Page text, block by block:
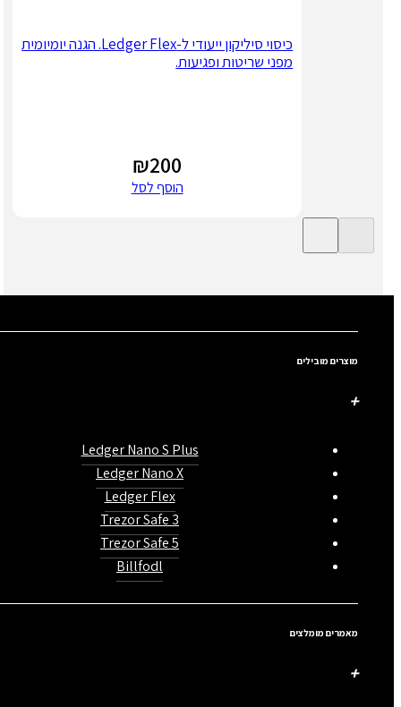
כיסוי סיליקון ייעודי ל-Ledger Flex. הגנה יומיומית
מפני שריטות ופגיעות.
₪200
הוסף לסל
מוצרים מובילים
Ledger Nano S Plus
Ledger Nano X
Ledger Flex
Trezor Safe 3
Trezor Safe 5
Billfodl
מאמרים מומלצים